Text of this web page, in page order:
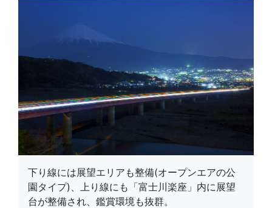
下り線には展望エリアも整備(オープンエアの公
園タイプ)、上り線にも「富士川楽座」内に展望
台が整備され、鑑賞環境も抜群。